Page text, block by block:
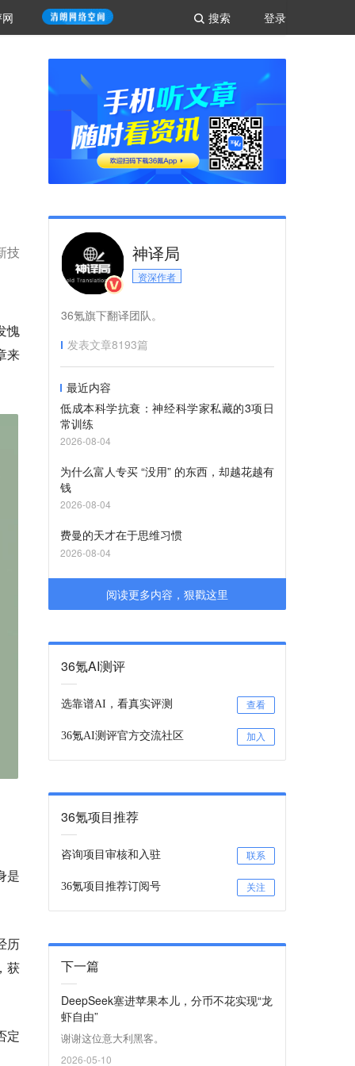
登录
搜索
技
愧
来
是
历
获
定
神译局
资深作者
36氪旗下翻译团队。
发表文章8193篇
最近内容
低成本科学抗衰：神经科学家私藏的3项日
常训练
2026-08-04
为什么富人专买 “没用” 的东西，却越花越有
钱
2026-08-04
费曼的天才在于思维习惯
2026-08-04
阅读更多内容，狠戳这里
36氪AI测评
选靠谱AI，看真实评测 查看
36氪AI测评官方交流社区 加入
36氪项目推荐
咨询项目审核和入驻 联系
36氪项目推荐订阅号 关注
下一篇
DeepSeek塞进苹果本儿，分币不花实现“龙
虾自由”
谢谢这位意大利黑客。
2026-05-10